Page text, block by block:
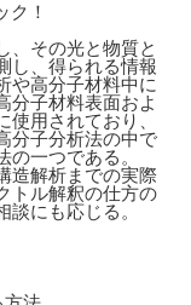
ク！
、その光と物質と
し、得られる情報
や高分子材料中に
分子材料表面およ
用されており、
分子分析法の中で
一つである。
造解析までの実際
トル解釈の仕方の
にも応じる。